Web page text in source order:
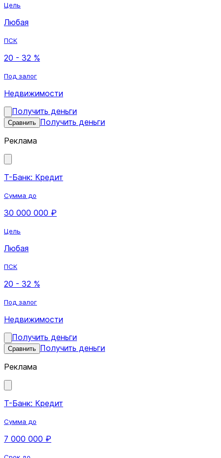
Цель
Любая
ПСК
20 - 32 %
Под залог
Недвижимости
Получить деньги
Сравнить Получить деньги
Реклама
Т-Банк: Кредит
Сумма до
30 000 000 ₽
Цель
Любая
ПСК
20 - 32 %
Под залог
Недвижимости
Получить деньги
Сравнить Получить деньги
Реклама
Т-Банк: Кредит
Сумма до
7 000 000 ₽